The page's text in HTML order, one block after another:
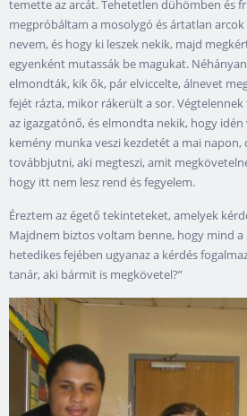
temette az arcát. Tehetetlen dühömben és
megpróbáltam a mosolygó és ártatlan
nevem, és hogy ki leszek nekik, majd
egyenként mutassák be magukat.
elmondták, kik ők, pár elviccelte, álnevet
fejét rázta, mikor rákerült a sor.
az igazgatónő, és elmondta nekik, hogy idén
kemény munka veszi kezdetét a mai napon,
továbbjutni, aki megteszi, amit
hogy itt nem lesz rend és fegyelem.
Éreztem az égető tekinteteket, amelyek
Majdnem biztos voltam benne, hogy mind
hetedikes fejében ugyanaz a kérdés
tanár, aki bármit is megkövetel?”